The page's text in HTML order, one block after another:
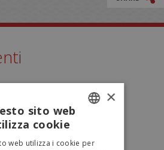
sorprendente
×
sito web
cookie
web utilizza i cookie per